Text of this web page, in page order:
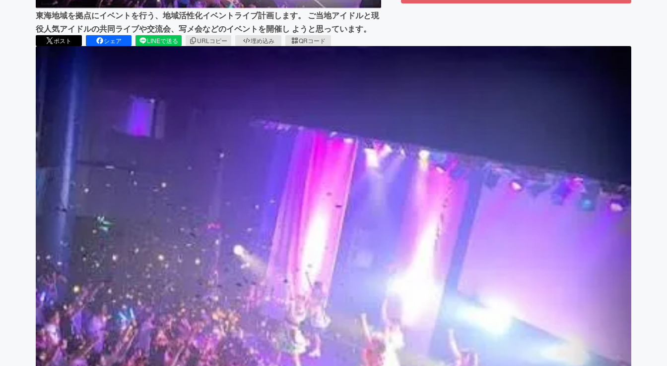
東海地域を拠点にイベントを行う、地域活性化イベントライブ計画します。 ご当地アイドルと現
役人気アイドルの共同ライブや交流会、写メ会などのイベントを開催し ようと思っています。
ポスト シェア LINEで送る URLコピー 埋め込み QRコード